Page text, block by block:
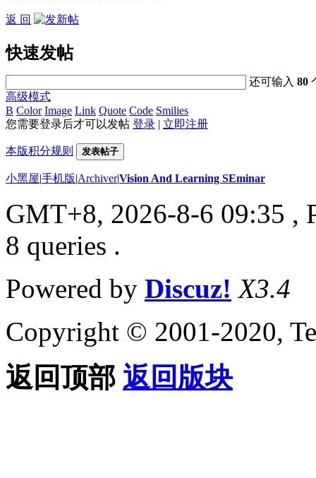
返 回
快速发帖
还可输入80
高级模式
B Color Image Link Quote Code Smilies
您需要登录后才可以发帖 登录 | 立即注册
本版积分规则 发表帖子
小黑屋|手机版|Archiver|Vision And Learning SEminar
GMT+8, 2026-8-6 09:35 ,
8 queries .
Powered by Discuz! X3.4
Copyright © 2001-2020,
返回顶部 返回版块